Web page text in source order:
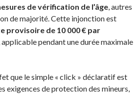
de vérification de l’âge, autres
de majorité. Cette injonction est
provisoire de 10 000 € par
applicable pendant une durée maximale
que le simple « click » déclaratif est
exigences de protection des mineurs,